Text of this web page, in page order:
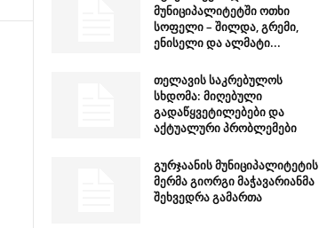
მუნიციპალიტეტში ოთხი
სოფელი – შილდა, გრემი,
ენისელი და ალმატი...
თელავის საკრებულოს
სხდომა: მიღებული
გადაწყვეტილებები და
აქტუალური პრობლემები
გურჯაანის მუნიციპალიტეტის
მერმა გიორგი მაჭავარიანმა
შეხვედრა გამართა